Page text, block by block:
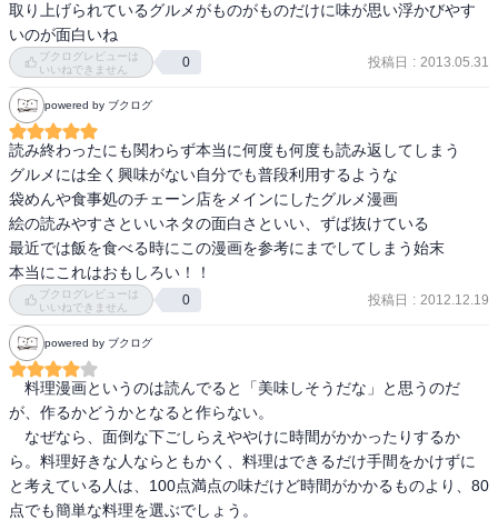
取り上げられているグルメがものがものだけに味が思い浮かびやす
いのが面白いね
ブクログレビューは
いいねできません
0 投稿日 : 2013.05.31
powered by ブクログ
読み終わったにも関わらず本当に何度も何度も読み返してしまう
グルメには全く興味がない自分でも普段利用するような
袋めんや食事処のチェーン店をメインにしたグルメ漫画
絵の読みやすさといいネタの面白さといい、ずば抜けている
最近では飯を食べる時にこの漫画を参考にまでしてしまう始末
本当にこれはおもしろい！！
ブクログレビューは
いいねできません
0 投稿日 : 2012.12.19
powered by ブクログ
料理漫画というのは読んでると「美味しそうだな」と思うのだ
が、作るかどうかとなると作らない。
なぜなら、面倒な下ごしらえややけに時間がかかったりするか
ら。料理好きな人ならともかく、料理はできるだけ手間をかけずに
と考えている人は、100点満点の味だけど時間がかかるものより、80
点でも簡単な料理を選ぶでしょう。